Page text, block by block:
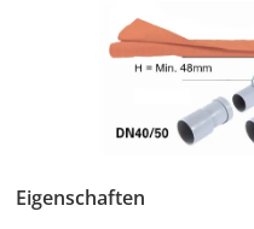
Eigenschaften